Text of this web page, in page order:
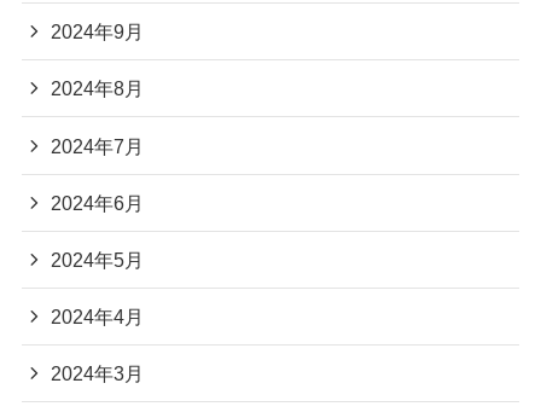
2024年9月
2024年8月
2024年7月
2024年6月
2024年5月
2024年4月
2024年3月